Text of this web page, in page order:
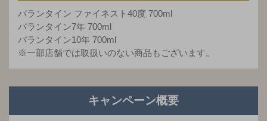
バランタイン ファイネスト40度 700ml
バランタイン7年 700ml
バランタイン10年 700ml
※一部店舗では取扱いのない商品もございます。
キャンペーン概要